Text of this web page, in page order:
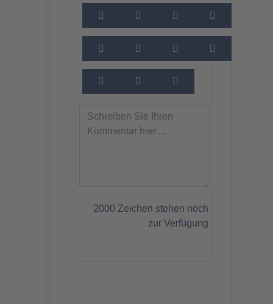
2000 Zeichen stehen noch
zur Verfügung